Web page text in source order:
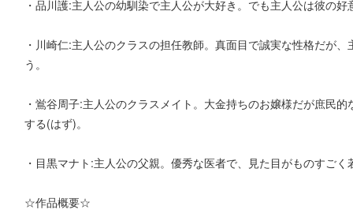
・品川護:主人公の幼馴染で主人公が大好き。でも主人公は彼の
・川崎仁:主人公のクラスの担任教師。真面目で誠実な性格だが
う。
・鴬谷周子:主人公のクラスメイト。大金持ちのお嬢様だが庶民
する(はず)。
・目黒マナト:主人公の父親。優秀な医者で、見た目がものすごく
☆作品概要☆